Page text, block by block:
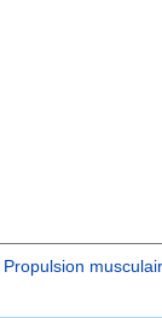
Propulsion